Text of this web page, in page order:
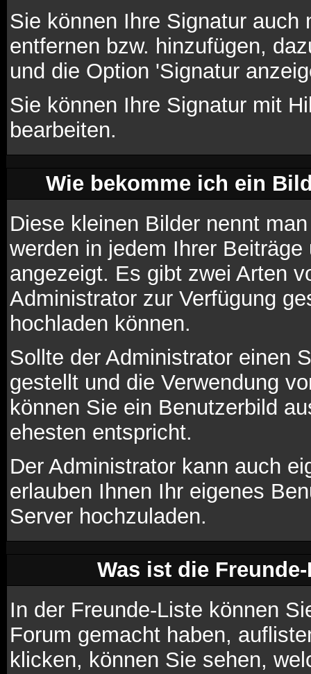
Sie können Ihre Signatur
entfernen bzw. hinzufügen,
und die Option 'Signatur
Sie können Ihre Signatur mit
bearbeiten.
Wie bekomme ich ein
Diese kleinen Bilder nennt
werden in jedem Ihrer
angezeigt. Es gibt zwei Arten
Administrator zur Verfügung
hochladen können.
Sollte der Administrator einen
gestellt und die Verwendung
können Sie ein Benutzerbild
ehesten entspricht.
Der Administrator kann auch
erlauben Ihnen Ihr eigenes
Server hochzuladen.
Was ist die
In der Freunde-Liste können
Forum gemacht haben,
klicken, können Sie sehen,